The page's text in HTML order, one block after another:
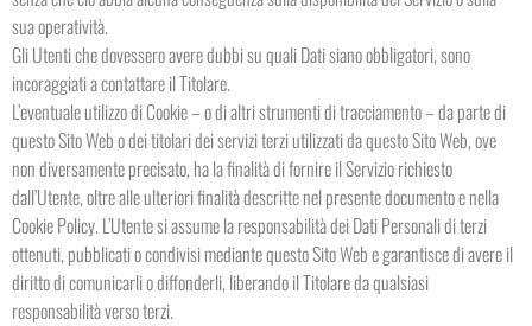
sua operatività.
Gli Utenti che dovessero avere dubbi su quali Dati siano obbligatori, sono
incoraggiati a contattare il Titolare.
L’eventuale utilizzo di Cookie – o di altri strumenti di tracciamento – da parte di
questo Sito Web o dei titolari dei servizi terzi utilizzati da questo Sito Web, ove
non diversamente precisato, ha la finalità di fornire il Servizio richiesto
dall’Utente, oltre alle ulteriori finalità descritte nel presente documento e nella
Cookie Policy. L’Utente si assume la responsabilità dei Dati Personali di terzi
ottenuti, pubblicati o condivisi mediante questo Sito Web e garantisce di avere il
diritto di comunicarli o diffonderli, liberando il Titolare da qualsiasi
responsabilità verso terzi.